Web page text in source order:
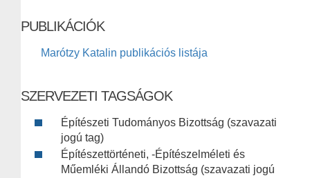
PUBLIKÁCIÓK
Marótzy Katalin publikációs listája
SZERVEZETI TAGSÁGOK
Építészeti Tudományos Bizottság (szavazati
jogú tag)
Építészettörténeti, -Építészelméleti és
Műemléki Állandó Bizottság (szavazati jogú